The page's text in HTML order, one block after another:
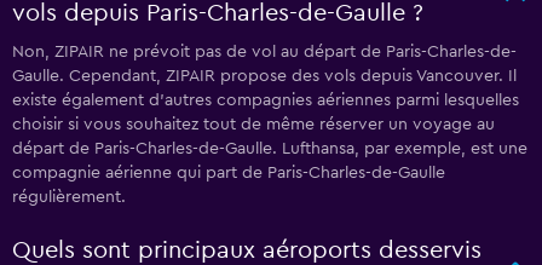
vols depuis Paris-Charles-de-Gaulle ?
Non, ZIPAIR ne prévoit pas de vol au départ de Paris-Charles-de-
Gaulle. Cependant, ZIPAIR propose des vols depuis Vancouver. Il
existe également d'autres compagnies aériennes parmi lesquelles
choisir si vous souhaitez tout de même réserver un voyage au
départ de Paris-Charles-de-Gaulle. Lufthansa, par exemple, est une
compagnie aérienne qui part de Paris-Charles-de-Gaulle
régulièrement.
Quels sont principaux aéroports desservis